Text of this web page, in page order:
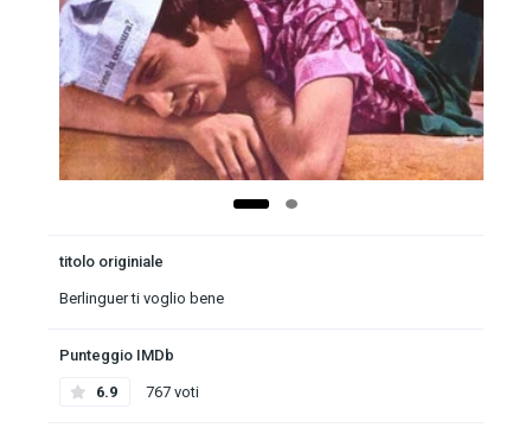
titolo originiale
Berlinguer ti voglio bene
Punteggio IMDb
6.9 767 voti